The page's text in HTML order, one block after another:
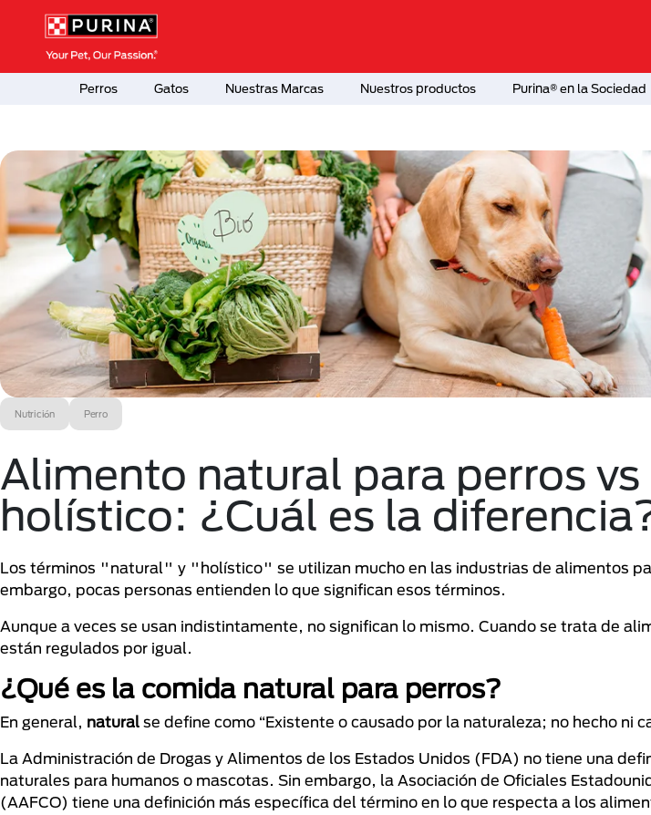
Pasar al contenido principal
Menú Secundario Purina
Menú Principal Purina
Perros Gatos Nuestras Marcas Nuestros productos Purina® en la Sociedad
Nutrición Perro
Alimento natural para perros
holístico: ¿Cuál es la
Los términos "natural" y "holístico" se utilizan mucho en las industrias de alimentos
embargo, pocas personas entienden lo que significan esos términos.
Aunque a veces se usan indistintamente, no significan lo mismo. Cuando se trata de
están regulados por igual.
¿Qué es la comida natural para perros?
En general, natural se define como “Existente o causado por la naturaleza; no hecho ni
La Administración de Drogas y Alimentos de los Estados Unidos (FDA) no tiene una
naturales para humanos o mascotas. Sin embargo, la Asociación de Oficiales
(AAFCO) tiene una definición más específica del término en lo que respecta a los